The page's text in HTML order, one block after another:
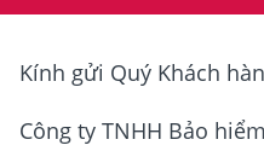
Kính gửi Quý Khách
Công ty TNHH Bảo